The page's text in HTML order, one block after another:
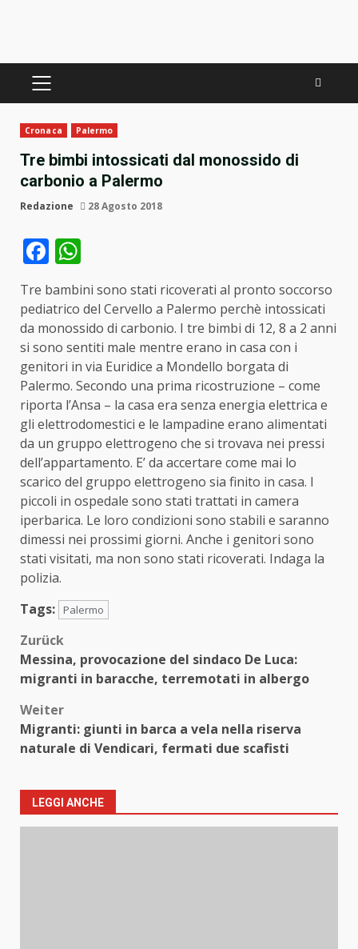
PRIMÄRES
MENÜ
Cronaca Palermo
Tre bimbi intossicati dal monossido di
carbonio a Palermo
Redazione 28 Agosto 2018
Facebook
Tre bambini sono stati ricoverati al pronto soccorso
pediatrico del Cervello a Palermo perchè intossicati
da monossido di carbonio. I tre bimbi di 12, 8 a 2 anni
si sono sentiti male mentre erano in casa con i
genitori in via Euridice a Mondello borgata di
Palermo. Secondo una prima ricostruzione – come
riporta l’Ansa – la casa era senza energia elettrica e
gli elettrodomestici e le lampadine erano alimentati
da un gruppo elettrogeno che si trovava nei pressi
dell’appartamento. E’ da accertare come mai lo
scarico del gruppo elettrogeno sia finito in casa. I
piccoli in ospedale sono stati trattati in camera
iperbarica. Le loro condizioni sono stabili e saranno
dimessi nei prossimi giorni. Anche i genitori sono
stati visitati, ma non sono stati ricoverati. Indaga la
polizia.
Tags:
Palermo
Beitragsnavigation
Zurück
Messina, provocazione del sindaco De Luca:
migranti in baracche, terremotati in albergo
Weiter
Migranti: giunti in barca a vela nella riserva
naturale di Vendicari, fermati due scafisti
LEGGI ANCHE